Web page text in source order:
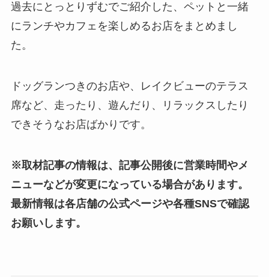
過去にとっとりずむでご紹介した、ペットと一緒
にランチやカフェを楽しめるお店をまとめまし
た。
ドッグランつきのお店や、レイクビューのテラス
席など、走ったり、遊んだり、リラックスしたり
できそうなお店ばかりです。
※取材記事の情報は、記事公開後に営業時間やメ
ニューなどが変更になっている場合があります。
最新情報は各店舗の公式ページや各種SNSで確認
お願いします。